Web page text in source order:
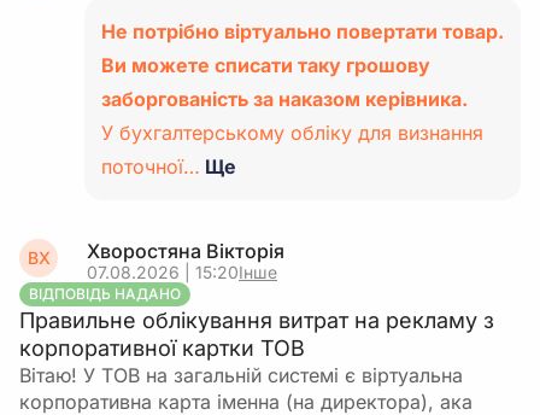
Не потрібно віртуально повертати товар.
Ви можете списати таку грошову
заборгованість за наказом керівника.
У бухгалтерському обліку для визнання
поточної… Ще
ВХ Хворостяна Вікторія
07.08.2026 | 15:20Інше
ВІДПОВІДЬ НАДАНО
Правильне облікування витрат на рекламу з
корпоративної картки ТОВ
Вітаю! У ТОВ на загальній системі є віртуальна
корпоративна карта іменна (на директора), ака